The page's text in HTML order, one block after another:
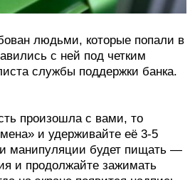
людьми, которые попали в
с ней под четким
службы поддержки банка.
произошла с вами, то
и удерживайте её 3-5
манипуляции будет пищать —
и продолжайте зажимать